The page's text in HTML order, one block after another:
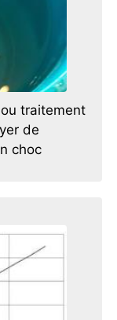
traitement
de
choc